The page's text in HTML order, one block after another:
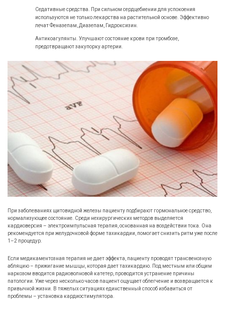
Седативные средства. При сильном сердцебиении для успокоения
используются не только лекарства на растительной основе. Эффективно
лечат Феназепам, Диазепам, Гидроксизин.
Антикоагулянты. Улучшают состояние крови при тромбозе,
предотвращают закупорку артерии.
При заболеваниях щитовидной железы пациенту подбирают гормональное средство,
нормализующее состояние. Среди нехирургических методов выделяется
кардиоверсия – электроимпульсная терапия, основанная на воздействии тока. Она
рекомендуется при желудочковой форме тахикардии, помогает снизить ритм уже после
1–2 процедур.
Если медикаментозная терапия не дает эффекта, пациенту проводят трансвенозную
абляцию – прижигание мышцы, которая дает тахикардию. Под местным или общим
наркозом вводится радиоволновой катетер, проводится устранение причины
патологии. Уже через несколько часов пациент ощущает облегчение и возвращается к
привычной жизни. В тяжелых ситуациях единственный способ избавиться от
проблемы – установка кардиостимулятора.